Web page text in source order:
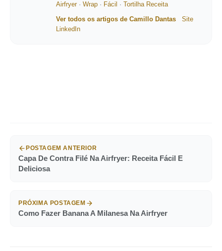
Airfryer· Wrap · Fácil · Tortilha Receita
Ver todos os artigos de Camillo Dantas
Site
LinkedIn
POSTAGEM ANTERIOR
Capa De Contra Filé Na Airfryer: Receita Fácil E
Deliciosa
PRÓXIMA POSTAGEM
Como Fazer Banana A Milanesa Na Airfryer